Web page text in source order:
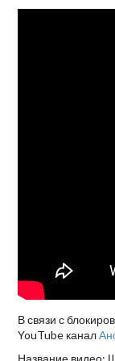
В связи с
YouTube канал
Название видео: